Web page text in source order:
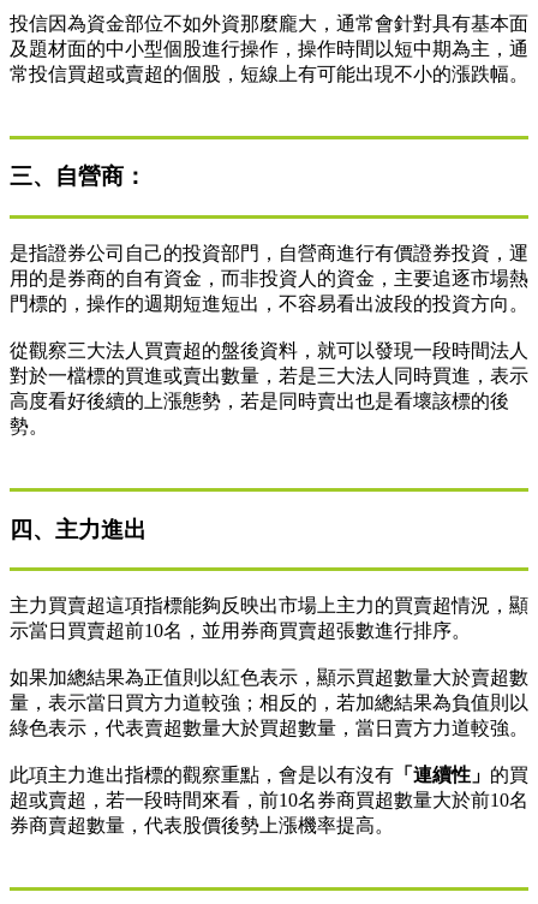
投信因為資金部位不如外資那麼龐大，通常會針對具有基本面
及題材面的中小型個股進行操作，操作時間以短中期為主，通
常投信買超或賣超的個股，短線上有可能出現不小的漲跌幅。
三、自營商：
是指證券公司自己的投資部門，自營商進行有價證券投資，運
用的是券商的自有資金，而非投資人的資金，主要追逐市場熱
門標的，操作的週期短進短出，不容易看出波段的投資方向。
從觀察三大法人買賣超的盤後資料，就可以發現一段時間法人
對於一檔標的買進或賣出數量，若是三大法人同時買進，表示
高度看好後續的上漲態勢，若是同時賣出也是看壞該標的後
勢。
四、主力進出
主力買賣超這項指標能夠反映出市場上主力的買賣超情況，顯
示當日買賣超前10名，並用券商買賣超張數進行排序。
如果加總結果為正值則以紅色表示，顯示買超數量大於賣超數
量，表示當日買方力道較強；相反的，若加總結果為負值則以
綠色表示，代表賣超數量大於買超數量，當日賣方力道較強。
此項主力進出指標的觀察重點，會是以有沒有 「連續性」 的買
超或賣超，若一段時間來看，前10名券商買超數量大於前10名
券商賣超數量，代表股價後勢上漲機率提高。